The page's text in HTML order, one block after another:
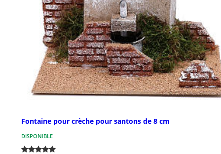
Fontaine pour crèche pour santons de 8 cm
DISPONIBLE